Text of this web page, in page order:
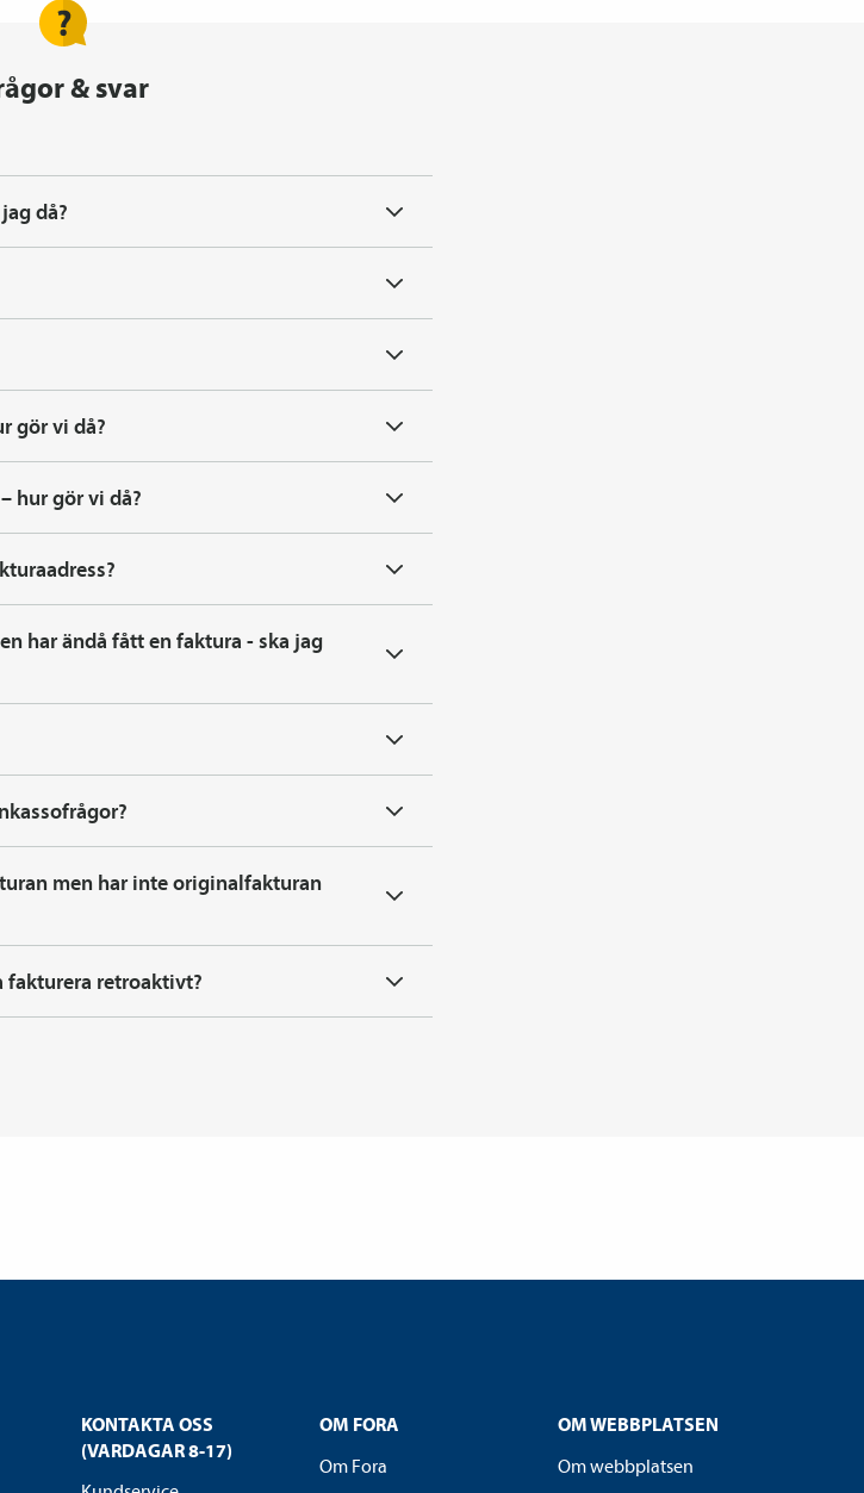
& svar
då?
gör vi då?
hur gör vi då?
har ändå fått en faktura - ska jag
men har inte originalfakturan
fakturera retroaktivt?
KONTAKTA OSS
(VARDAGAR 8-17)
OM FORA
Om Fora
OM WEBBPLATSEN
Om webbplatsen